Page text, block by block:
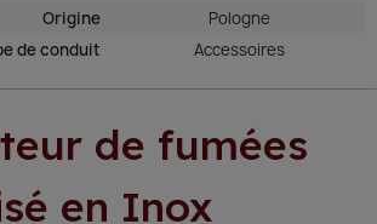
Origine
Pologne
de conduit
Accessoires
de fumées
en Inox